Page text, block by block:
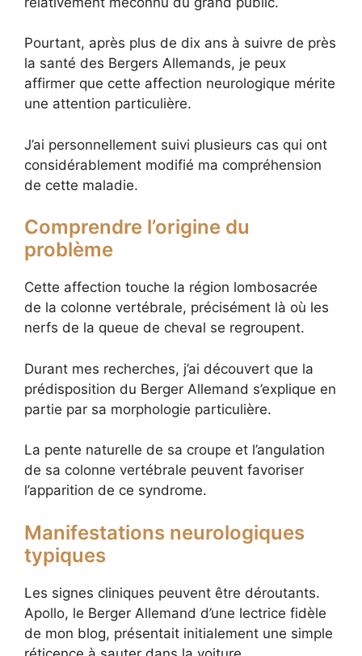
Pourtant, après plus de dix ans à suivre de près
la santé des Bergers Allemands, je peux
affirmer que cette affection neurologique mérite
une attention particulière.
J’ai personnellement suivi plusieurs cas qui ont
considérablement modifié ma compréhension
de cette maladie.
Comprendre l’origine du
problème
Cette affection touche la région lombosacrée
de la colonne vertébrale, précisément là où les
nerfs de la queue de cheval se regroupent.
Durant mes recherches, j’ai découvert que la
prédisposition du Berger Allemand s’explique en
partie par sa morphologie particulière.
La pente naturelle de sa croupe et l’angulation
de sa colonne vertébrale peuvent favoriser
l’apparition de ce syndrome.
Manifestations neurologiques
typiques
Les signes cliniques peuvent être déroutants.
Apollo, le Berger Allemand d’une lectrice fidèle
de mon blog, présentait initialement une simple